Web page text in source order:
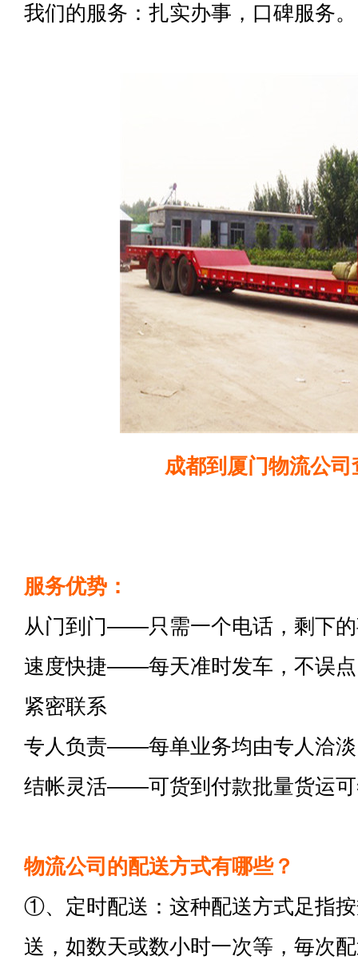
我们的服务：扎实办事，口碑服务。
成都到厦门物流公司
服务优势：
从门到门——只需一个电话，剩下
速度快捷——每天准时发车，不误
紧密联系
专人负责——每单业务均由专人洽
结帐灵活——可货到付款批量货运
物流公司的配送方式有哪些？
①、定时配送：这种配送方式足指
送，如数天或数小时一次等，毎次